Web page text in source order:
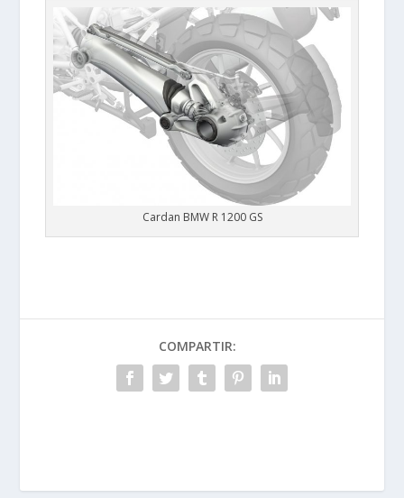
Cardan BMW R 1200 GS
COMPARTIR: